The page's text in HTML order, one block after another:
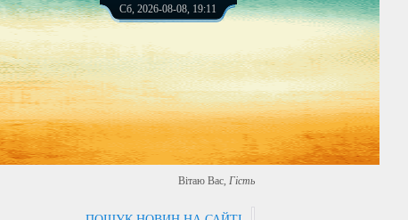
Сб, 2026-08-08, 19:11
Вітаю Вас, Гість